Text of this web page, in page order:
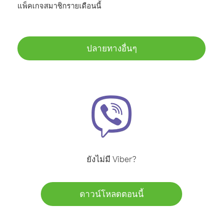
แพ็คเกจสมาชิกรายเดือนนี้
ปลายทางอื่นๆ
ยังไม่มี Viber?
ดาวน์โหลดตอนนี้